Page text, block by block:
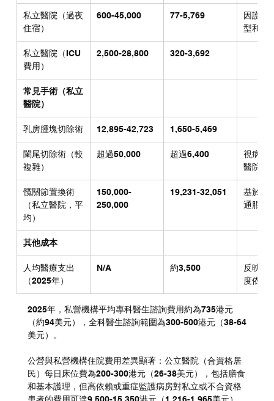
私立醫院（過夜
住宿）
600-45,000 77-5,769
因護理
型和程
私立醫院（ICU
費用）
2,500-28,800 320-3,692
常見手術（私立
醫院）
乳房腫塊切除術 12,895-42,723 1,650-5,469
闌尾切除術（較
複雜）
超過50,000 超過6,400
視病例
醫院而
髖關節置換術
（私立醫院，平
均）
150,000-
250,000
19,231-32,051
基於區
通脹調
其他成本
人均醫療支出
（2025年）
N/A 約3,500
反映私
度依賴
2025年，私營機構平均專科醫生諮詢費用約為735港元
（約94美元），全科醫生諮詢範圍為300-500港元（38-64
美元）。
公營與私營機構住院費用差異顯著：公立醫院（合資格居
民）每日床位費為200-300港元（26-38美元），包括膳食
和基本護理，但高依賴或重症監護病房對私立或不合資格